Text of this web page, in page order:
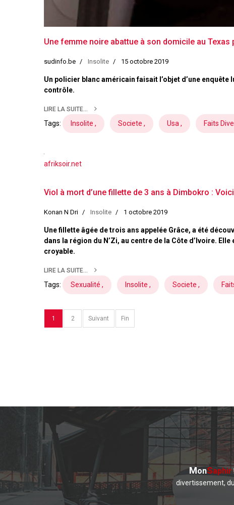
Une femme noire abattue à son domicile au Texas
sudinfo.be Insolite 15 octobre 2019
Un policier blanc américain faisait l’objet d’une
contrôle.
LIRE LA SUITE...
Tags: Insolite , Societe , Usa , Faits
afriksoir.net
Viol à mort d’une fillette de 3 ans à Dimbokro :
Konan N Dri Insolite 1 octobre 2019
Une fillette âgée de trois ans appelée Grâce, a été
dans la région du N’Zi, au centre de la Côte d’Ivoire.
croyable.
LIRE LA SUITE...
Tags: Sexualité , Insolite , Societe ,
1 2 Suivant Fin
MonSaphir
divertissement,